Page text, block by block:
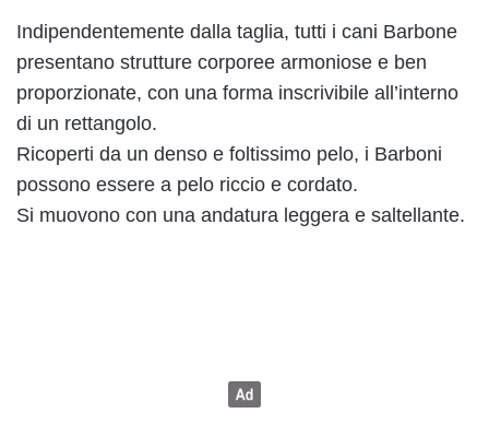
Indipendentemente dalla taglia, tutti i cani Barbone
presentano strutture corporee armoniose e ben
proporzionate, con una forma inscrivibile all’interno
di un rettangolo.
Ricoperti da un denso e foltissimo pelo, i Barboni
possono essere a pelo riccio e cordato.
Si muovono con una andatura leggera e saltellante.